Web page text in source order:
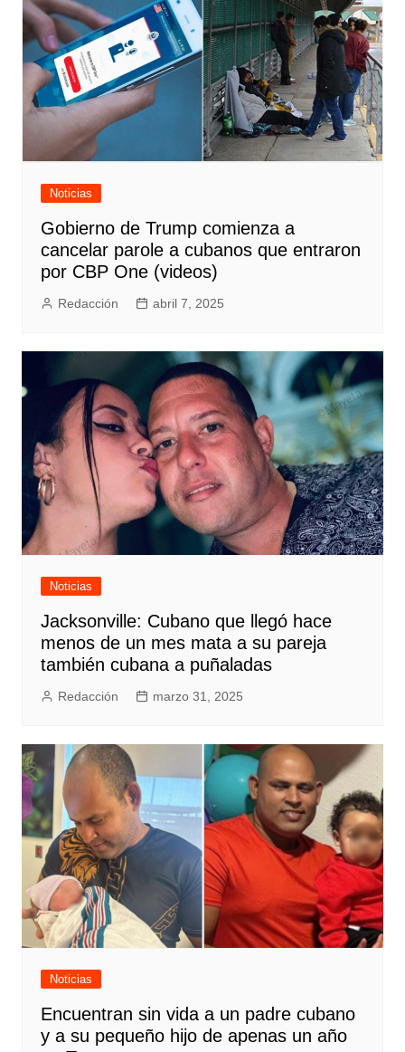
Noticias
Gobierno de Trump comienza a
cancelar parole a cubanos que entraron
por CBP One (videos)
Redacción abril 7, 2025
Noticias
Jacksonville: Cubano que llegó hace
menos de un mes mata a su pareja
también cubana a puñaladas
Redacción marzo 31, 2025
Noticias
Encuentran sin vida a un padre cubano
y a su pequeño hijo de apenas un año